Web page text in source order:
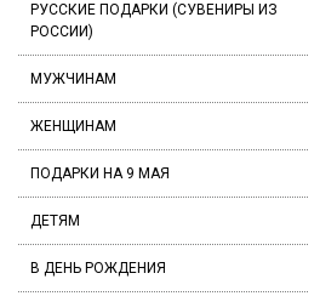
РУССКИЕ ПОДАРКИ (СУВЕНИРЫ ИЗ
РОССИИ)
МУЖЧИНАМ
ЖЕНЩИНАМ
ПОДАРКИ НА 9 МАЯ
ДЕТЯМ
В ДЕНЬ РОЖДЕНИЯ